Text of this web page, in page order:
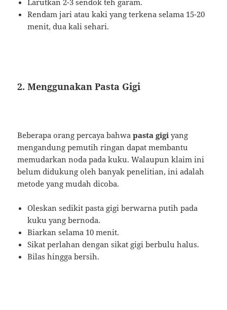
Larutkan 2-3 sendok teh garam.
Rendam jari atau kaki yang terkena selama 15-20
menit, dua kali sehari.
2. Menggunakan Pasta Gigi
Beberapa orang percaya bahwapasta gigi yang
mengandung pemutih ringan dapat membantu
memudarkan noda pada kuku. Walaupun klaim ini
belum didukung oleh banyak penelitian, ini adalah
metode yang mudah dicoba.
Oleskan sedikit pasta gigi berwarna putih pada
kuku yang bernoda.
Biarkan selama 10 menit.
Sikat perlahan dengan sikat gigi berbulu halus.
Bilas hingga bersih.